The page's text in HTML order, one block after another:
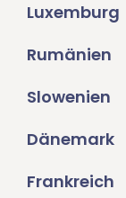
Luxemburg
Rumänien
Slowenien
Dänemark
Frankreich